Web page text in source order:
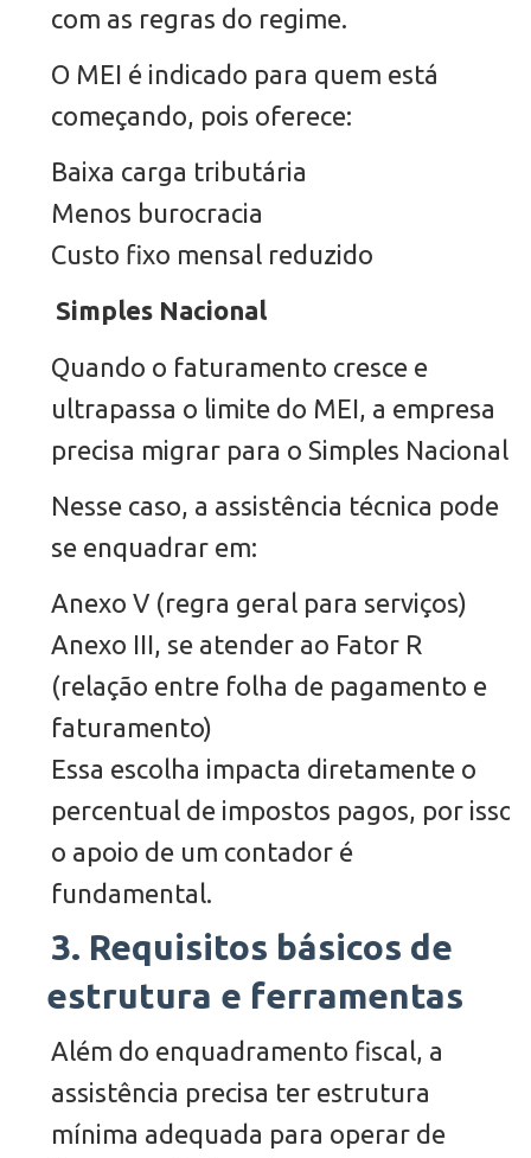
com as regras do regime.
O MEI é indicado para quem está
começando, pois oferece:
Baixa carga tributária
Menos burocracia
Custo fixo mensal reduzido
Simples Nacional
Quando o faturamento cresce e
ultrapassa o limite do MEI, a empresa
precisa migrar para o Simples Nacional.
Nesse caso, a assistência técnica pode
se enquadrar em:
Anexo V (regra geral para serviços)
Anexo III, se atender ao Fator R
(relação entre folha de pagamento e
faturamento)
Essa escolha impacta diretamente o
percentual de impostos pagos, por isso
o apoio de um contador é
fundamental.
3. Requisitos básicos de
estrutura e ferramentas
Além do enquadramento fiscal, a
assistência precisa ter estrutura
mínima adequada para operar de